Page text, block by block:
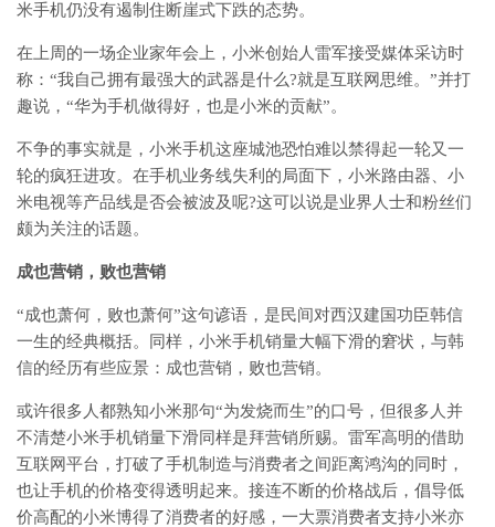
米手机仍没有遏制住断崖式下跌的态势。
在上周的一场企业家年会上，小米创始人雷军接受媒体采访时
称：“我自己拥有最强大的武器是什么?就是互联网思维。”并打
趣说，“华为手机做得好，也是小米的贡献”。
不争的事实就是，小米手机这座城池恐怕难以禁得起一轮又一
轮的疯狂进攻。在手机业务线失利的局面下，小米路由器、小
米电视等产品线是否会被波及呢?这可以说是业界人士和粉丝们
颇为关注的话题。
成也营销，败也营销
“成也萧何，败也萧何”这句谚语，是民间对西汉建国功臣韩信
一生的经典概括。同样，小米手机销量大幅下滑的窘状，与韩
信的经历有些应景：成也营销，败也营销。
或许很多人都熟知小米那句“为发烧而生”的口号，但很多人并
不清楚小米手机销量下滑同样是拜营销所赐。雷军高明的借助
互联网平台，打破了手机制造与消费者之间距离鸿沟的同时，
也让手机的价格变得透明起来。接连不断的价格战后，倡导低
价高配的小米博得了消费者的好感，一大票消费者支持小米亦